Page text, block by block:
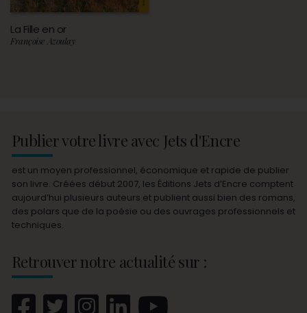
La Fille en or
Françoise Azoulay
Publier votre livre avec Jets d'Encre
est un moyen professionnel, économique et rapide de publier
son livre. Créées début 2007, les Éditions Jets d’Encre comptent
aujourd’hui plusieurs auteurs et publient aussi bien des romans,
des polars que de la poésie ou des ouvrages professionnels et
techniques.
Retrouver notre actualité sur :